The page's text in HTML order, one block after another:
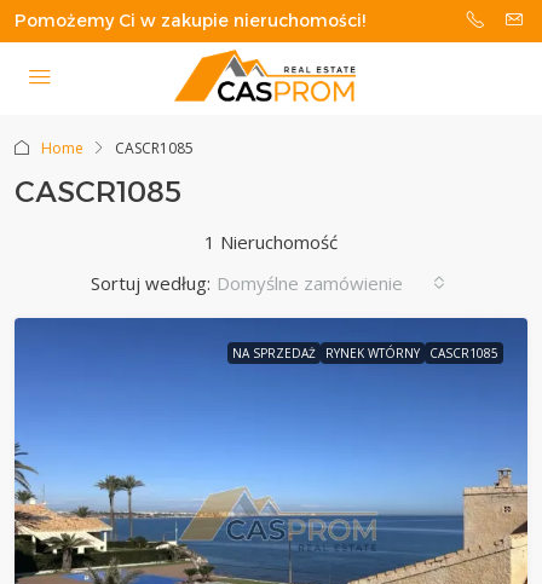
Pomożemy Ci w zakupie nieruchomości!
Home CASCR1085
CASCR1085
1 Nieruchomość
Sortuj według: Domyślne zamówienie
NA SPRZEDAŻ RYNEK WTÓRNY CASCR1085